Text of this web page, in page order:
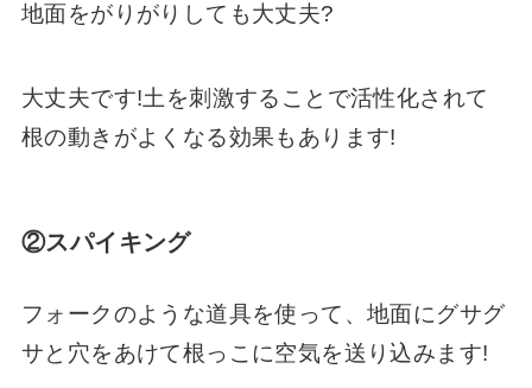
地面をがりがりしても大丈夫?
大丈夫です!土を刺激することで活性化されて
根の動きがよくなる効果もあります!
②スパイキング
フォークのような道具を使って、地面にグサグ
サと穴をあけて根っこに空気を送り込みます!